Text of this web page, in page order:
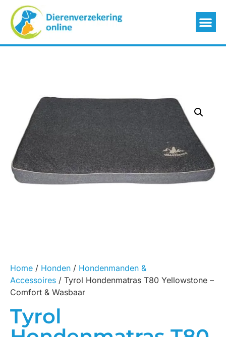
Home / Honden / Hondenmanden &
Accessoires / Tyrol Hondenmatras T80 Yellowstone –
Comfort & Wasbaar
Tyrol